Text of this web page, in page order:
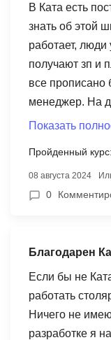
В Ката есть
знать об этой
работает, люди
получают зп и
все прописано
менеджер. На
Единственный
нужно будет
работу
портфолио и
Показать
Пройденный
08 августа 2024
0
Благодарен
Если бы не
работать
Ничего не
разработке я